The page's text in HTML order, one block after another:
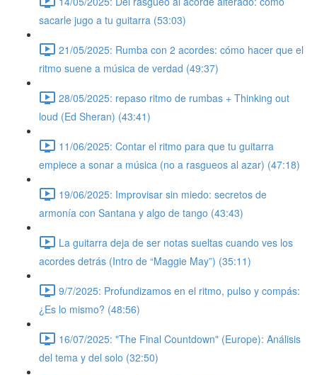
sacarle jugo a tu guitarra (53:03)
21/05/2025: Rumba con 2 acordes: cómo hacer que el
ritmo suene a música de verdad (49:37)
28/05/2025: repaso ritmo de rumbas + Thinking out
loud (Ed Sheran) (43:41)
11/06/2025: Contar el ritmo para que tu guitarra
empiece a sonar a música (no a rasgueos al azar) (47:18)
19/06/2025: Improvisar sin miedo: secretos de
armonía con Santana y algo de tango (43:43)
La guitarra deja de ser notas sueltas cuando ves los
acordes detrás (Intro de “Maggie May”) (35:11)
9/7/2025: Profundizamos en el ritmo, pulso y compás:
¿Es lo mismo? (48:56)
16/07/2025: "The Final Countdown" (Europe): Análisis
del tema y del solo (32:50)